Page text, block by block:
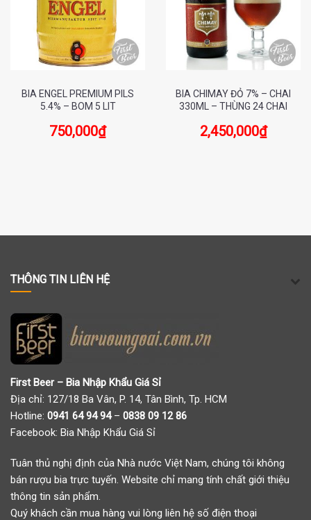
BIA ENGEL PREMIUM PILS
5.4% – BOM 5 LIT
750,000₫
BIA CHIMAY ĐỎ 7% – CHAI
330ML – THÙNG 24 CHAI
2,450,000₫
THÔNG TIN LIÊN HỆ
First Beer – Bia Nhập Khẩu Giá Sỉ
Địa chỉ: 127/18 Ba Vân, P. 14, Tân Bình, Tp. HCM
Hotline: 0941 64 94 94– 0838 09 12 86
Facebook: Bia Nhập Khẩu Giá Sỉ
Tuân thủ nghị định của Nhà nước Việt Nam, chúng tôi không
bán rượu bia trực tuyến. Website chỉ mang tính chất giới thiệu
thông tin sản phẩm.
Quý khách cần mua hàng vui lòng liên hệ số điện thoại